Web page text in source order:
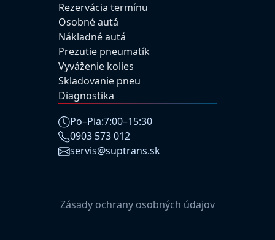
Rezervácia termínu
Osobné autá
Nákladné autá
Prezutie pneumatík
Vyváženie kolies
Skladovanie pneu
Diagnostika
Po–Pia:7:00–15:30
0903 573 012
servis@suptrans.sk
Zásady ochrany osobných údajov